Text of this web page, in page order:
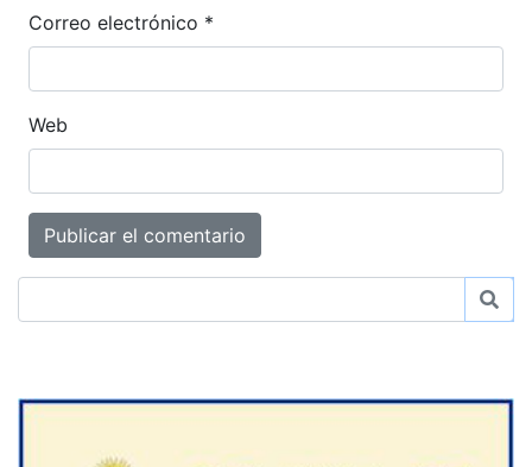
Correo electrónico *
Web